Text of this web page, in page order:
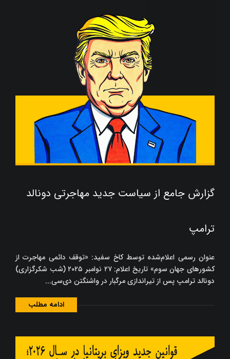
گزارش جامع از سیاست جدید مهاجرتی دونالد
ترامپ
عنوان رسمی اعلام‌شده توسط کاخ سفید: «توقف دائمی مهاجرت از
کشورهای جهان سوم» تاریخ اعلام: ۲۷ نوامبر ۲۰۲۵ (شب شکرگزاری)
دونالد ترامپ پس از تیراندازی مرگبار در واشنگتن دی‌سی...
ادامه مطلب